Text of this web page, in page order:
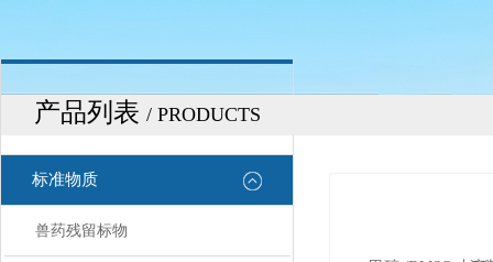
产品列表 / PRODUCTS
标准物质
兽药残留标物